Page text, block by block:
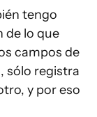
tengo
de lo que
campos de
sólo registra
y por eso